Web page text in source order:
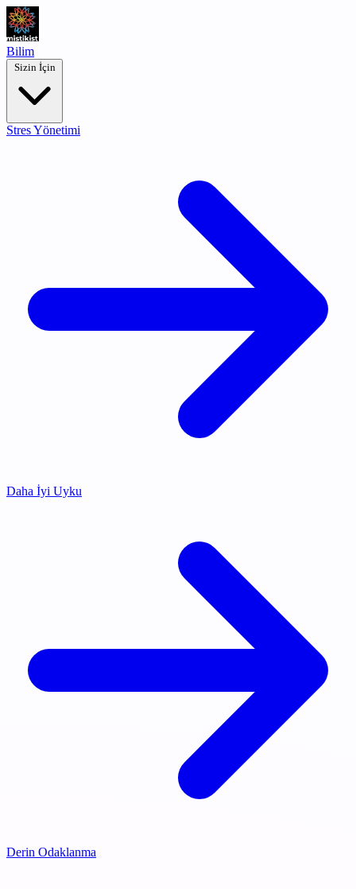
Bilim
Sizin İçin
Stres Yönetimi
Daha İyi Uyku
Derin Odaklanma